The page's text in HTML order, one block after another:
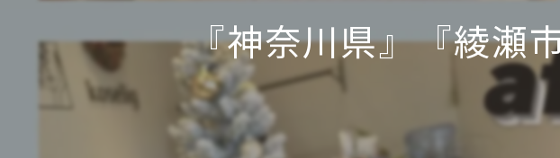
『神奈川県』『綾瀬